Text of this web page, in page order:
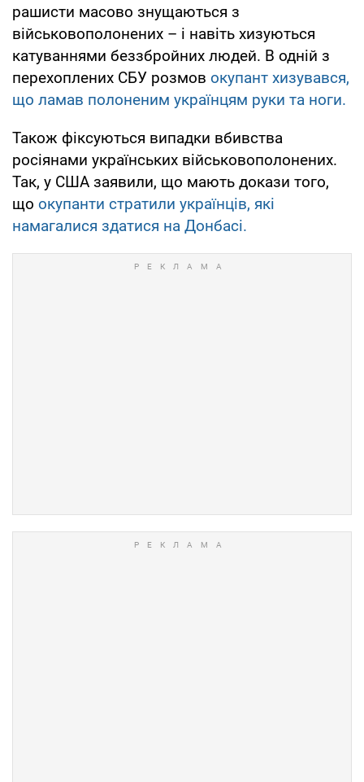
рашисти масово знущаються з
військовополонених – і навіть хизуються
катуваннями беззбройних людей. В одній з
перехоплених СБУ розмов окупант хизувався,
що ламав полоненим українцям руки та ноги.
Також фіксуються випадки вбивства
росіянами українських військовополонених.
Так, у США заявили, що мають докази того,
що окупанти стратили українців, які
намагалися здатися на Донбасі.